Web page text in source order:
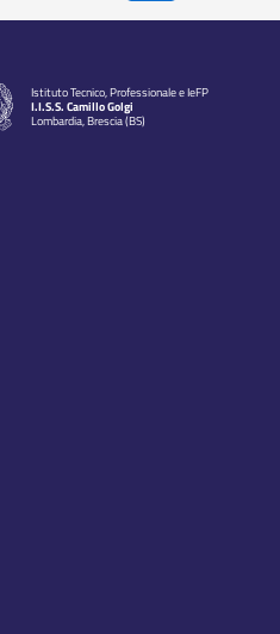
Istituto Tecnico, Professionale e IeFP
I.I.S.S. Camillo Golgi
Lombardia, Brescia (BS)